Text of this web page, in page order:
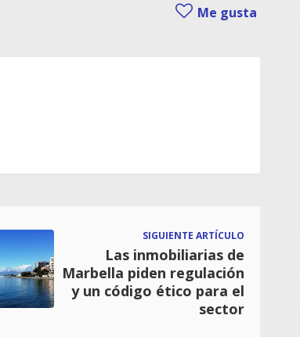
Me gusta
SIGUIENTE ARTÍCULO
Las inmobiliarias de
Marbella piden regulación
y un código ético para el
sector